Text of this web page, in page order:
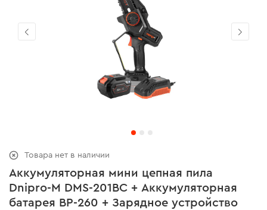
Аккумуляторная мини цепная пила
Dnipro-M DMS-201BC + Аккумуляторная
батарея BP-260 + Зарядное устройство
Товара нет в наличии